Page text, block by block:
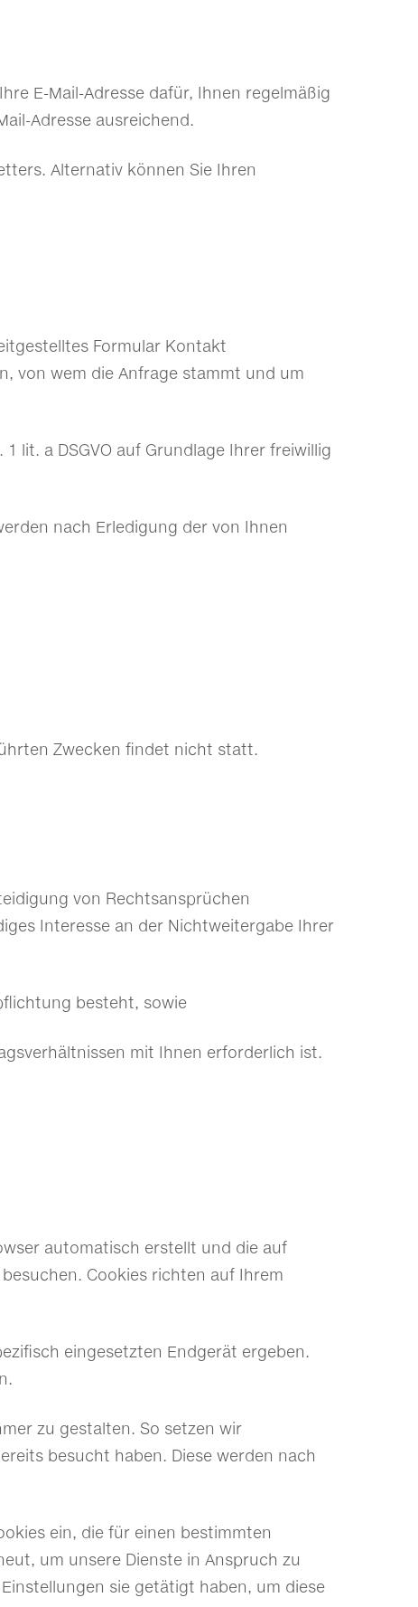
E-Mail-Adresse dafür, Ihnen regelmäßig
Adresse ausreichend.
Alternativ können Sie Ihren
Formular Kontakt
von wem die Anfrage stammt und um
lit. a DSGVO auf Grundlage Ihrer freiwillig
nach Erledigung der von Ihnen
Zwecken findet nicht statt.
von Rechtsansprüchen
Interesse an der Nichtweitergabe Ihrer
besteht, sowie
mit Ihnen erforderlich ist.
automatisch erstellt und die auf
Cookies richten auf Ihrem
eingesetzten Endgerät ergeben.
zu gestalten. So setzen wir
besucht haben. Diese werden nach
ein, die für einen bestimmten
um unsere Dienste in Anspruch zu
sie getätigt haben, um diese